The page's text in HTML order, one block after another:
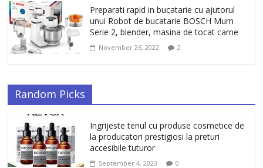
Preparati rapid in bucatarie cu ajutorul
unui Robot de bucatarie BOSCH Mum
Serie 2, blender, masina de tocat carne
November 26, 2022 2
Random Picks
Ingrijeste tenul cu produse cosmetice de
la producatori prestigiosi la preturi
accesibile tuturor
September 4, 2023 0